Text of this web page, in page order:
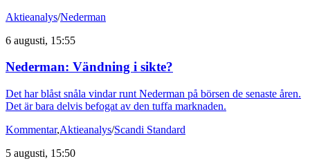
Aktieanalys/Nederman
6 augusti, 15:55
Nederman: Vändning i sikte?
Det har blåst snåla vindar runt Nederman på börsen de senaste åren.
Det är bara delvis befogat av den tuffa marknaden.
Kommentar,Aktieanalys/Scandi Standard
5 augusti, 15:50